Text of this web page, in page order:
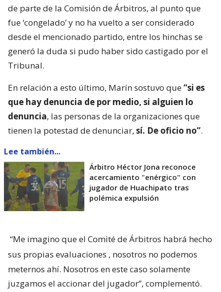
de parte de la Comisión de Árbitros, al punto que
fue ‘congelado’ y no ha vuelto a ser considerado
desde el mencionado partido, entre los hinchas se
generó la duda si pudo haber sido castigado por el
Tribunal.
En relación a esto último, Marín sostuvo que“si es
que hay denuncia de por medio, si alguien lo
denuncia, las personas de la organizaciones que
tienen la potestad de denunciar, sí. De oficio no”.
Lee también...
Árbitro Héctor Jona reconoce
acercamiento "enérgico" con
jugador de Huachipato tras
polémica expulsión
“Me imagino que el Comité de Árbitros habrá hecho
sus propias evaluaciones , nosotros no podemos
meternos ahí. Nosotros en este caso solamente
juzgamos el accionar del jugador”, complementó.